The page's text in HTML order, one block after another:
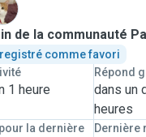
de la communauté
comme favori
1 heure
Répond
dans un
heures
la dernière
Dernière